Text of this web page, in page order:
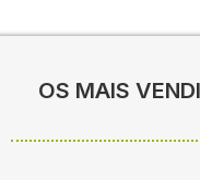
OS MAIS